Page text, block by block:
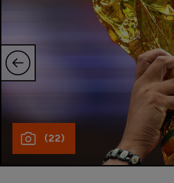
Liga 2
Cupa României
Echipa Națională
Fotbal feminin
Special
Diverse
(22)